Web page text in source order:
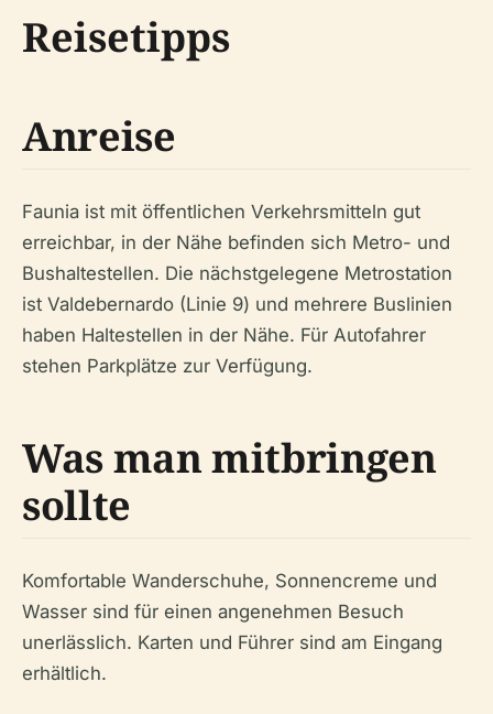
Reisetipps
Anreise
Faunia ist mit öffentlichen Verkehrsmitteln gut
erreichbar, in der Nähe befinden sich Metro- und
Bushaltestellen. Die nächstgelegene Metrostation
ist Valdebernardo (Linie 9) und mehrere Buslinien
haben Haltestellen in der Nähe. Für Autofahrer
stehen Parkplätze zur Verfügung.
Was man mitbringen
sollte
Komfortable Wanderschuhe, Sonnencreme und
Wasser sind für einen angenehmen Besuch
unerlässlich. Karten und Führer sind am Eingang
erhältlich.